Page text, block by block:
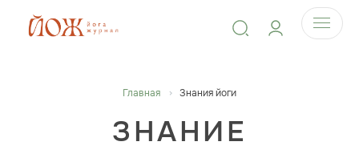
Главная Знания йоги
ЗНАНИЕ